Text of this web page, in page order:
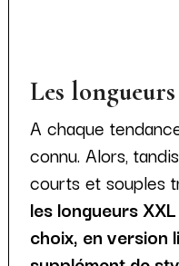
Les
A chaque
connu. Alors,
courts et souples
les longueurs
choix, en version